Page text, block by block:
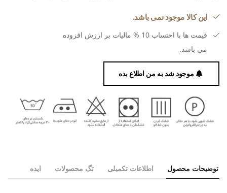
این کالا موجود نمی باشد.
قیمت ها با احتساب 10 % مالیات بر ارزش افزوده
می باشد.
موجود شد به من اطلاع بده
توضیحات محصول اطلاعات تکمیلی تگ محصولات ایده